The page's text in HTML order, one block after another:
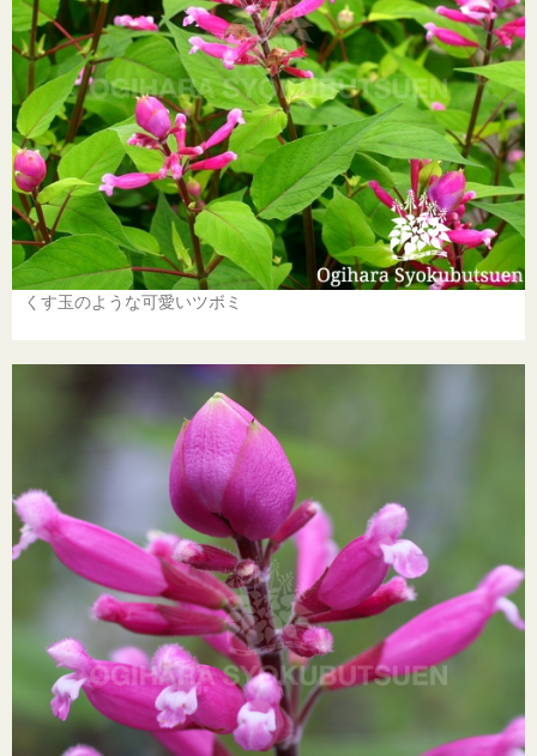
くす玉のような可愛いツボミ